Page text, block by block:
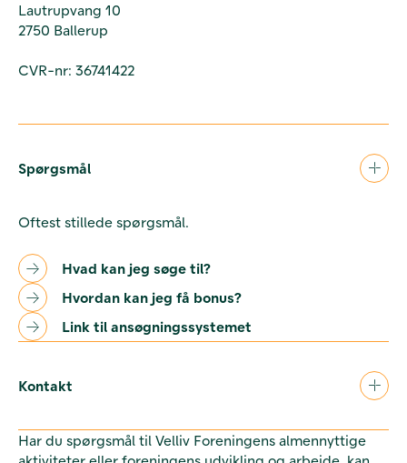
Lautrupvang 10
2750 Ballerup
CVR-nr: 36741422
Spørgsmål
Oftest stillede spørgsmål.
Hvad kan jeg søge til?
Hvordan kan jeg få bonus?
Link til ansøgningssystemet
Kontakt
Har du spørgsmål til Velliv Foreningens almennyttige